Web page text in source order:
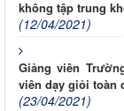
không tập trung
(12/04/2021)
Giảng viên
viên dạy giỏi toàn
(23/04/2021)